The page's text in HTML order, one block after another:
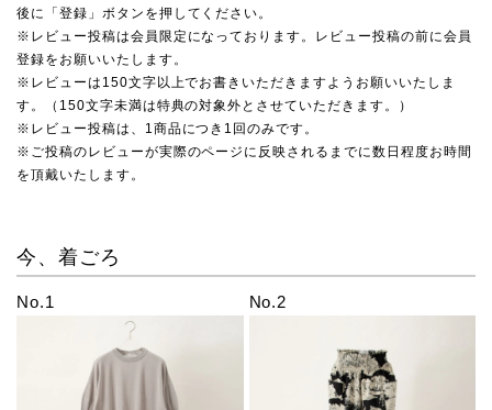
後に「登録」ボタンを押してください。
※レビュー投稿は会員限定になっております。レビュー投稿の前に会員
登録をお願いいたします。
※レビューは150文字以上でお書きいただきますようお願いいたしま
す。（150文字未満は特典の対象外とさせていただきます。）
※レビュー投稿は、1商品につき1回のみです。
※ご投稿のレビューが実際のページに反映されるまでに数日程度お時間
を頂戴いたします。
今、着ごろ
No.1 No.2